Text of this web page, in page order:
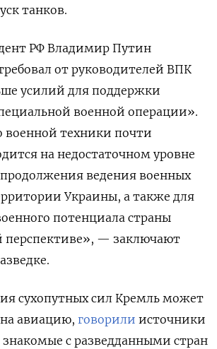
танков.
РФ Владимир Путин
от руководителей ВПК
усилий для поддержки
военной операции».
военной техники почти
на недостаточном уровне
ведения военных
Украины, а также для
потенциала страны
перспективе», — заключают
сухопутных сил Кремль может
на авиацию, говорили источники
знакомые с разведданными стран